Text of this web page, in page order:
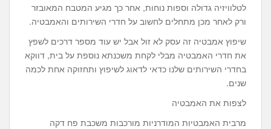
לטלוויזיה גדולה וספות נוחות, אחר כך מגיע המטבח המאובזר
ורק לאחר מכן מתחלים לחשוב על חדרי השירותים והאמבטיה.
שיפוץ אמבטיה זה עסק לא זול אבל יש עוד מספר דרכים לשפץ
את חדרי האמבטיה מבלי לקחת משכנתא נוספת על בית, דווקא
בחדרי השירותים שלנו כדאי לדאוג לשיפוץ ותחזוקה אחת לכמה
שנים.
לצפות את האמבטיה
מרבית האמבטיות המודרניות מורכבות משכבת פח דקה